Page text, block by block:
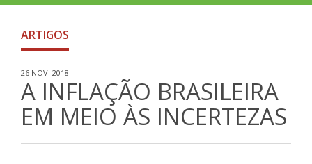
ARTIGOS
26 NOV. 2018
A INFLAÇÃO BRASILEIRA
EM MEIO ÀS INCERTEZAS